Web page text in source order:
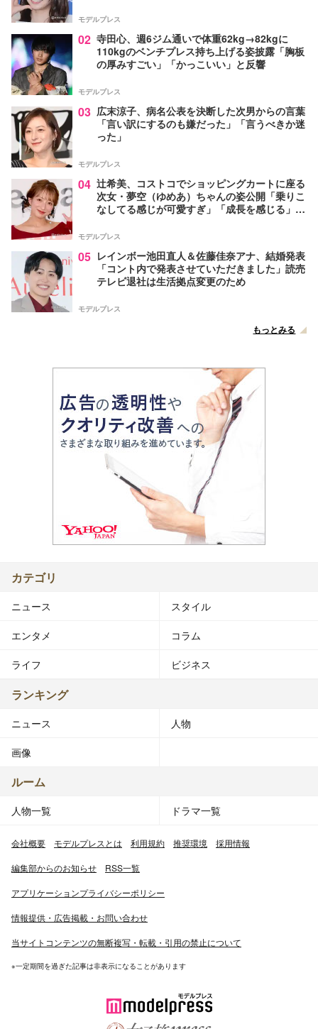
モデルプレス
02 寺田心、週6ジム通いで体重62kg→82kgに
110kgのベンチプレス持ち上げる姿披露「胸板
の厚みすごい」「かっこいい」と反響
モデルプレス
03 広末涼子、病名公表を決断した次男からの言葉
「言い訳にするのも嫌だった」「言うべきか迷
った」
モデルプレス
04 辻希美、コストコでショッピングカートに座る
次女・夢空（ゆめあ）ちゃんの姿公開「乗りこ
なしてる感じが可愛すぎ」「成長を感じる」の
モデルプレス
05 レインボー池田直人＆佐藤佳奈アナ、結婚発表
「コント内で発表させていただきました」読売
テレビ退社は生活拠点変更のため
モデルプレス
もっとみる
カテゴリ
ニュース スタイル
エンタメ コラム
ライフ ビジネス
ランキング
ニュース 人物
画像
ルーム
人物一覧 ドラマ一覧
会社概要 モデルプレスとは 利用規約 推奨環境 採用情報
編集部からのお知らせ RSS一覧
アプリケーションプライバシーポリシー
情報提供・広告掲載・お問い合わせ
当サイトコンテンツの無断複写・転載・引用の禁止について
※一定期間を過ぎた記事は非表示になることがあります